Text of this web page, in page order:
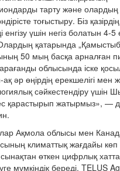
тарту және олардың
тоғыстыру. Біз
үшін негіз болатын 4-5
қатарында
50 мың басқа арналған
облысында іске
әр өңірдің ерекшелігі мен
сәйкестендіру үшін
қарастырып жатырмыз», —
Ақмола облысы мен
климаттық жағдайы көп
сынақтан өткен цифрлық
мүмкіндік береді. TELUS